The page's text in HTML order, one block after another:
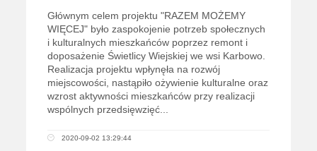
Głównym celem projektu "RAZEM MOŻEMY
WIĘCEJ" było zaspokojenie potrzeb społecznych
i kulturalnych mieszkańców poprzez remont i
doposażenie Świetlicy Wiejskiej we wsi Karbowo.
Realizacja projektu wpłynęła na rozwój
miejscowości, nastąpiło ożywienie kulturalne oraz
wzrost aktywności mieszkańców przy realizacji
wspólnych przedsięwzięć...
2020-09-02 13:29:44